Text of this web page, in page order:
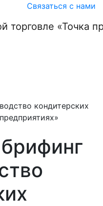
Связаться с нами
кондитерских